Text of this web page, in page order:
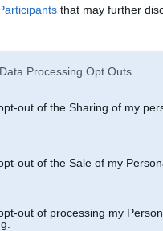
that may further
Processing Opt Outs
out of the Sharing of my
out of the Sale of my
out of processing my